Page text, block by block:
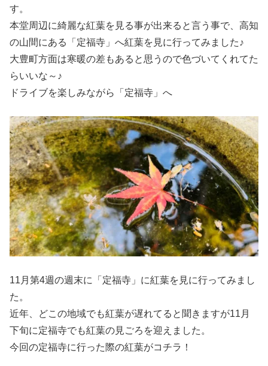
す。
本堂周辺に綺麗な紅葉を見る事が出来ると言う事で、高知
の山間にある「定福寺」へ紅葉を見に行ってみました♪
大豊町方面は寒暖の差もあると思うので色づいてくれてた
らいいな～♪
ドライブを楽しみながら「定福寺」へ
11月第4週の週末に「定福寺」に紅葉を見に行ってみまし
た。
近年、どこの地域でも紅葉が遅れてると聞きますが11月
下旬に定福寺でも紅葉の見ごろを迎えました。
今回の定福寺に行った際の紅葉がコチラ！